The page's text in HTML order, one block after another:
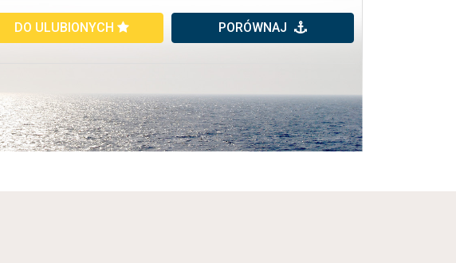
DO ULUBIONYCH PORÓWNAJ